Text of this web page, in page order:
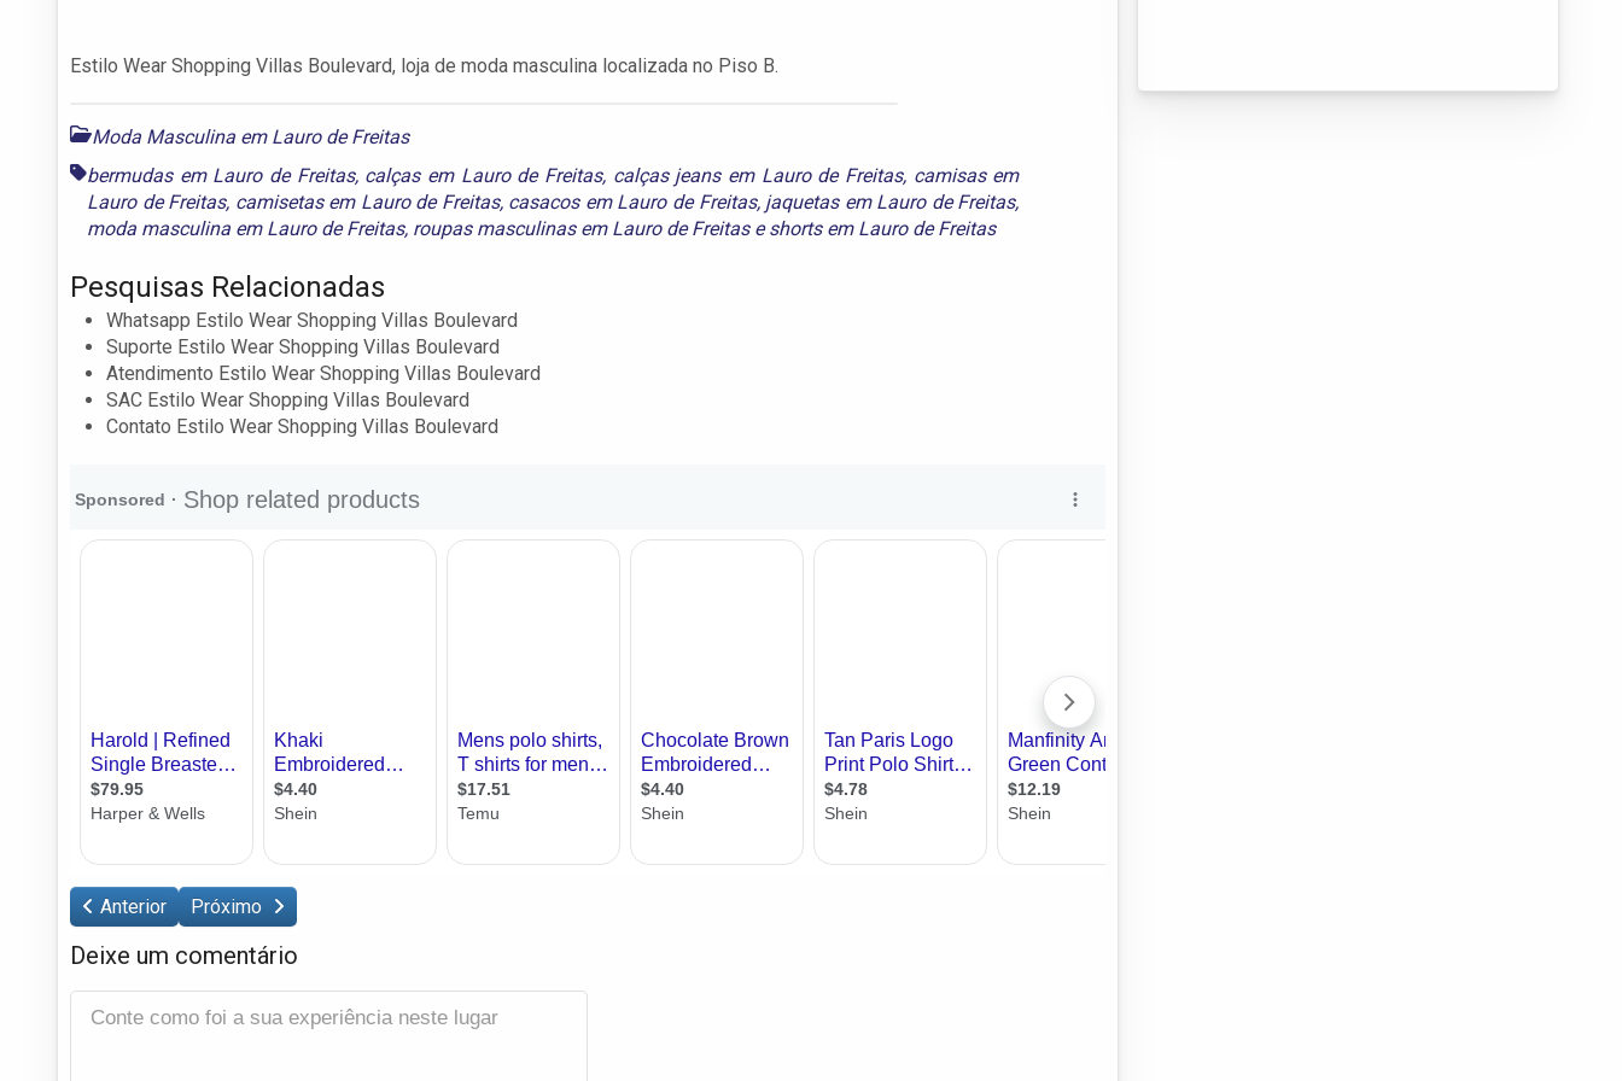
Estilo Wear Shopping Villas Boulevard, loja de moda masculina localizada no Piso B.
Moda Masculina em Lauro de Freitas
bermudas em Lauro de Freitas, calças em Lauro de Freitas, calças jeans em Lauro de Freitas, camisas em
Lauro de Freitas, camisetas em Lauro de Freitas, casacos em Lauro de Freitas, jaquetas em Lauro de Freitas,
moda masculina em Lauro de Freitas, roupas masculinas em Lauro de Freitaseshorts em Lauro de Freitas
Pesquisas Relacionadas
Whatsapp Estilo Wear Shopping Villas Boulevard
Suporte Estilo Wear Shopping Villas Boulevard
Atendimento Estilo Wear Shopping Villas Boulevard
SAC Estilo Wear Shopping Villas Boulevard
Contato Estilo Wear Shopping Villas Boulevard
Anterior Próximo
Deixe um comentário